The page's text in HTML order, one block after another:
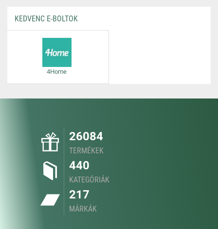
KEDVENC E-BOLTOK
4Home
26084
TERMÉKEK
440
KATEGÓRIÁK
217
MÁRKÁK